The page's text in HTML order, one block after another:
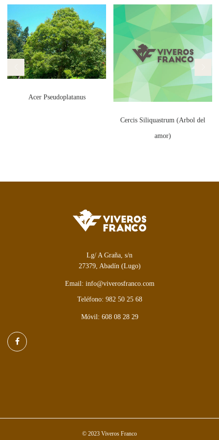
Acer Pseudoplatanus
Cercis Siliquastrum (Arbol del
amor)
Lg/ A Graña, s/n
27379, Abadín (Lugo)
Email: info@viverosfranco.com
Teléfono: 982 50 25 68
Móvil: 608 08 28 29
© 2023 Viveros Franco